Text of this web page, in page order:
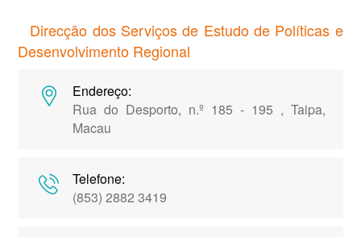
Direcção dos Serviços de Estudo de Políticas e
Desenvolvimento Regional
Endereço:
Rua do Desporto, n.º 185 - 195 , Taipa,
Macau
Telefone:
(853) 2882 3419